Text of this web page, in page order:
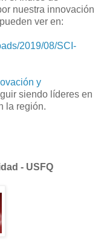
nuestra innovación
ver en:
2019/08/SCI-
y
siendo líderes en
la región.
- USFQ